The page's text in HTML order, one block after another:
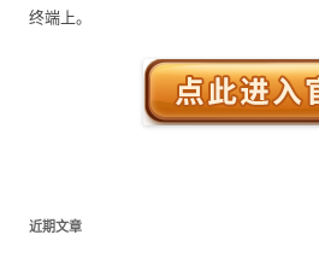
终端上。
近期文章